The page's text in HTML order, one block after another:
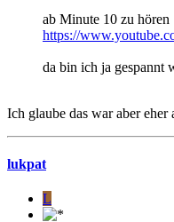
ab Minute 10 zu hören
https://
da bin ich ja gespannt
Ich glaube das war aber
lukpat
L